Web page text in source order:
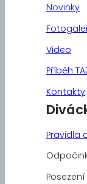
Novinky
Video
Příběh
Kontakty
Pravidla